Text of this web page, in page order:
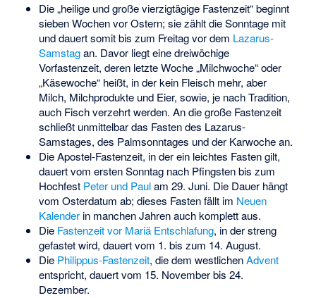
Die „heilige und große vierzigtägige Fastenzeit“ beginnt
sieben Wochen vor Ostern; sie zählt die Sonntage mit
und dauert somit bis zum Freitag vor dem Lazarus-
Samstagan. Davor liegt eine dreiwöchige
Vorfastenzeit, deren letzte Woche „Milchwoche“ oder
„Käsewoche“ heißt, in der kein Fleisch mehr, aber
Milch, Milchprodukte und Eier, sowie, je nach Tradition,
auch Fisch verzehrt werden. An die große Fastenzeit
schließt unmittelbar das Fasten des Lazarus-
Samstages, des Palmsonntages und der Karwoche an.
Die Apostel-Fastenzeit, in der ein leichtes Fasten gilt,
dauert vom ersten Sonntag nach Pfingsten bis zum
Hochfest Peter und Paulam 29. Juni. Die Dauer hängt
vom Osterdatum ab; dieses Fasten fällt im Neuen
Kalenderin manchen Jahren auch komplett aus.
Die Fastenzeit vor Mariä Entschlafung, in der streng
gefastet wird, dauert vom 1. bis zum 14. August.
Die Philippus-Fastenzeit, die dem westlichenAdvent
entspricht, dauert vom 15. November bis 24.
Dezember.